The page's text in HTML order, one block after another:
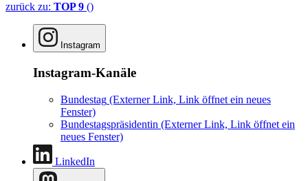
zurück zu: TOP 9 ()
Instagram
Instagram-Kanäle
Bundestag (Externer Link, Link öffnet ein neues
Fenster)
Bundestagspräsidentin (Externer Link, Link öffnet ein
neues Fenster)
LinkedIn